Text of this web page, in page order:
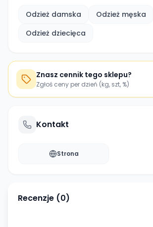
Odzież damska
Odzież męska
Odzież dziecięca
Znasz cennik tego sklepu?
Zgłoś ceny per dzień (kg, szt, %)
Kontakt
Strona
Recenzje (0)